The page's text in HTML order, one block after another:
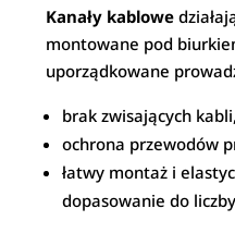
Kanały kablowe
montowane pod
uporządkowane
brak zwisających kabli,
ochrona przewodów
łatwy montaż i
dopasowanie do